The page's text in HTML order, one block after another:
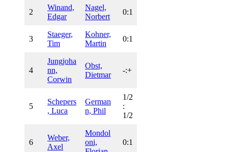
2
Winand,
Edgar
Nagel,
Norbert
0:1
3
Staeger,
Tim
Kohner,
Martin
0:1
4
Jungjoha
nn,
Corwin
Obst,
Dietmar
-:+
5
Schepers
, Luca
German
n, Phil
1/2
:
1/2
6
Weber,
Axel
Mondol
oni,
0:1